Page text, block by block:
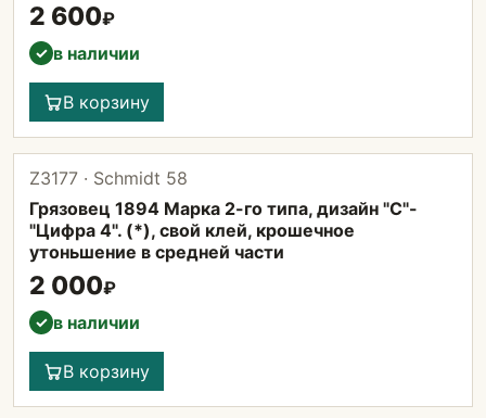
2 600₽
✓ в наличии
В корзину
Z3177 · Schmidt 58
Грязовец 1894 Марка 2-го типа, дизайн "С"-
"Цифра 4". (*), свой клей, крошечное
утоньшение в средней части
2 000₽
✓ в наличии
В корзину